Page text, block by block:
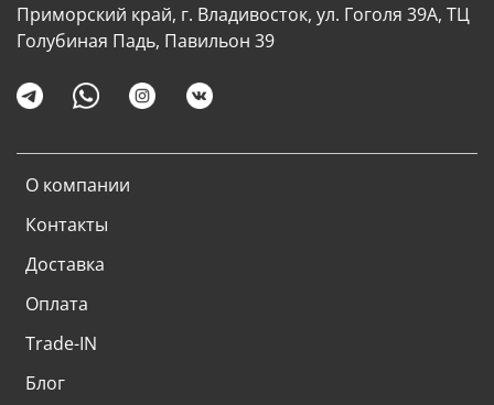
О компании
Контакты
Доставка
Оплата
Trade-IN
Блог
Приморский край, г. Владивосток, ул. Гоголя 39А, ТЦ
Голубиная Падь, Павильон 39